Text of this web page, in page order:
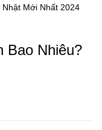
Mới Nhất 2024
Bao Nhiêu?